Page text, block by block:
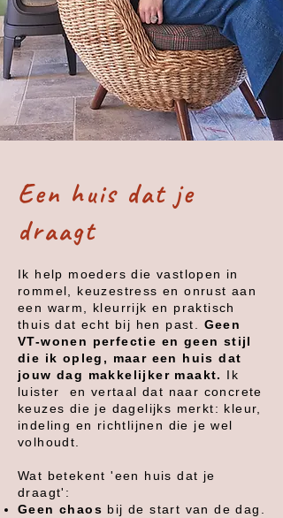
Een huis dat je
draagt
Ik help moeders die vastlopen in
rommel, keuzestress en onrust aan
een warm, kleurrijk en praktisch
thuis dat echt bij hen past. Geen
VT-wonen perfectie en geen stijl
die ik opleg, maar een huis dat
jouw dag makkelijker maakt. Ik
luister en vertaal dat naar concrete
keuzes die je dagelijks merkt: kleur,
indeling en richtlijnen die je wel
volhoudt.
Wat betekent 'een huis dat je
draagt':
Geen chaos bij de start van de dag.